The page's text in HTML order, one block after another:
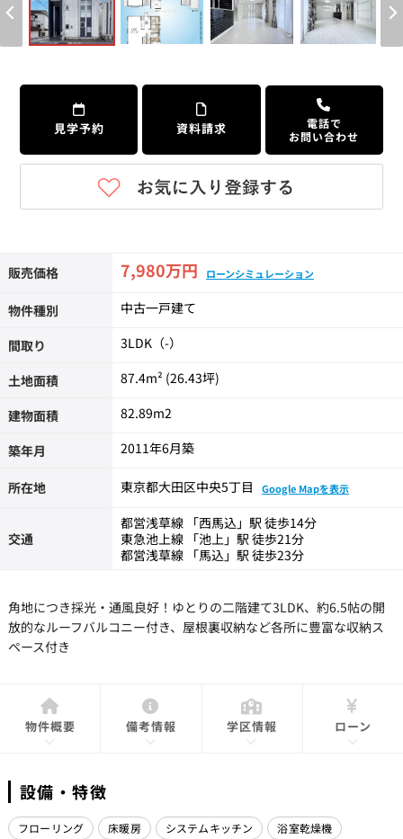
個人情報保護の取扱い 会員規約 サイトマップ
見学予約 資料請求
電話で
お問い合わせ
販売価格 7,980万円 ローンシミュレーション
物件種別 中古一戸建て
間取り 3LDK（-）
土地面積 87.4m² (26.43坪)
建物面積 82.89m2
築年月 2011年6月築
所在地 東京都大田区中央5丁目 Google Mapを表示
交通
都営浅草線 「西馬込」駅 徒歩14分
東急池上線 「池上」駅 徒歩21分
都営浅草線 「馬込」駅 徒歩23分
角地につき採光・通風良好！ゆとりの二階建て3LDK、約6.5帖の開
放的なルーフバルコニー付き、屋根裏収納など各所に豊富な収納ス
ペース付き
物件概要 備考情報 学区情報 ローン
設備・特徴
フローリング 床暖房 システムキッチン
浴室乾燥機